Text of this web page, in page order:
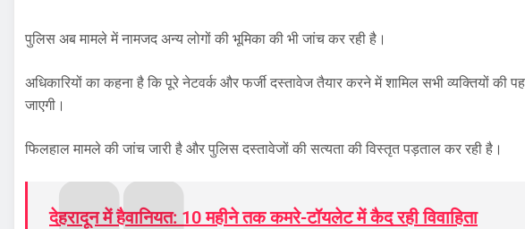
पुलिस अब मामले में नामजद अन्य लोगों की भूमिका की भी जांच कर रही है।
अधिकारियों का कहना है कि पूरे नेटवर्क और फर्जी दस्तावेज तैयार करने में शामिल सभी व्यक्तियों की
जाएगी।
फिलहाल मामले की जांच जारी है और पुलिस दस्तावेजों की सत्यता की विस्तृत पड़ताल कर रही है।
देहरादून में हैवानियत: 10 महीने तक कमरे-टॉयलेट में कैद रही विवाहिता